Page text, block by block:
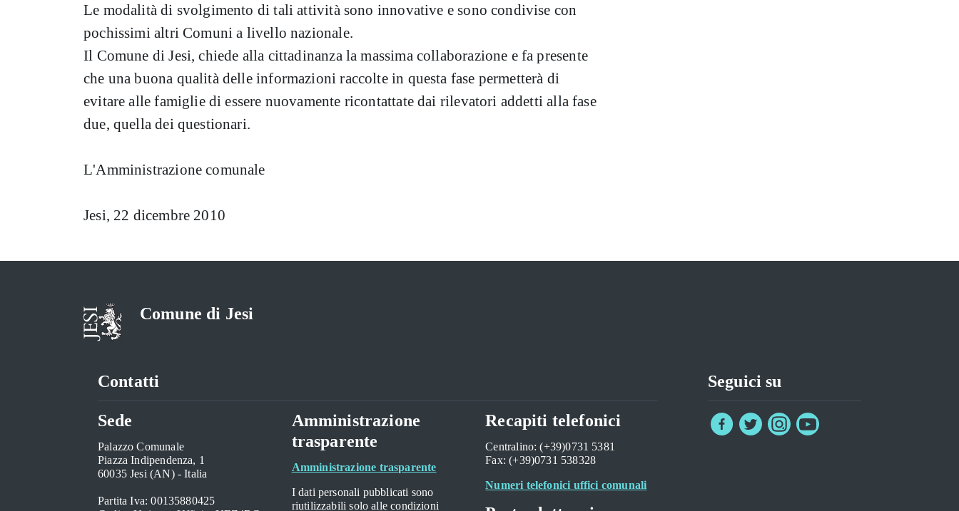
Le modalità di svolgimento di tali attività sono innovative e sono condivise con
pochissimi altri Comuni a livello nazionale.
Il Comune di Jesi, chiede alla cittadinanza la massima collaborazione e fa presente
che una buona qualità delle informazioni raccolte in questa fase permetterà di
evitare alle famiglie di essere nuovamente ricontattate dai rilevatori addetti alla fase
due, quella dei questionari.
L'Amministrazione comunale
Jesi, 22 dicembre 2010
Comune di Jesi
Contatti
Sede
Palazzo Comunale
Piazza Indipendenza, 1
60035 Jesi (AN) - Italia
Partita Iva: 00135880425
Amministrazione
trasparente
Amministrazione trasparente
I dati personali pubblicati sono
riutilizzabili solo alle condizioni
Recapiti telefonici
Centralino: (+39)0731 5381
Fax: (+39)0731 538328
Numeri telefonici uffici comunali
Seguici su